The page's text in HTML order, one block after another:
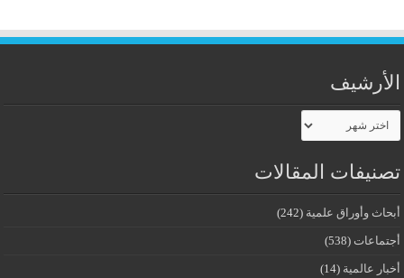
الأرشيف
الأرشيف
تصنيفات المقالات
أبحاث وأوراق علمية (242)
أجتماعات (538)
أخبار عالمية (14)